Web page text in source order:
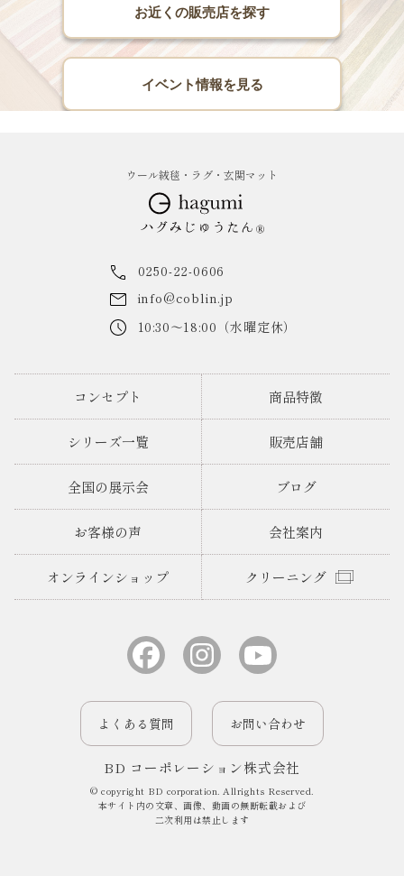
お近くの販売店を探す
イベント情報を見る
ウール絨毯・ラグ・玄関マット
0250-22-0606
info@coblin.jp
10:30～18:00（水曜定休）
コンセプト 商品特徴
シリーズ一覧 販売店舗
全国の展示会 ブログ
お客様の声 会社案内
オンラインショップ クリーニング
よくある質問 お問い合わせ
BD コーポレーション株式会社
© copyright BD corporation. Allrights Reserved.
本サイト内の文章、画像、動画の無断転載および
二次利用は禁止します